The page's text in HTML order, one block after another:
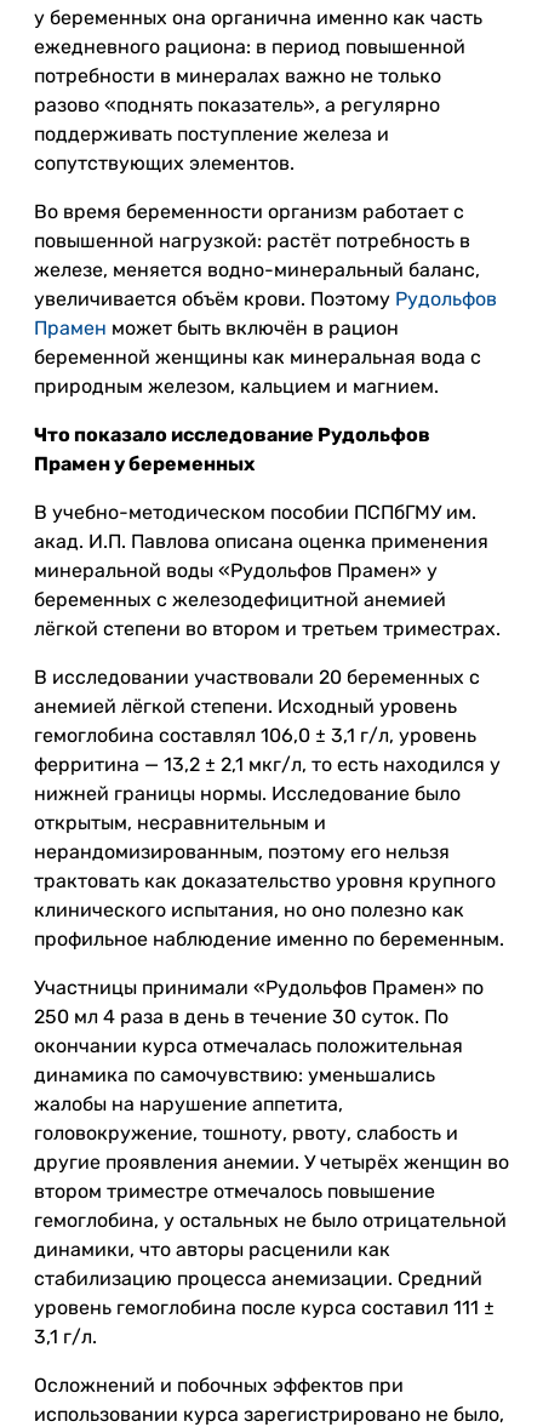
у беременных она органична именно как часть
ежедневного рациона: в период повышенной
потребности в минералах важно не только
разово «поднять показатель», а регулярно
поддерживать поступление железа и
сопутствующих элементов.
Во время беременности организм работает с
повышенной нагрузкой: растёт потребность в
железе, меняется водно-минеральный баланс,
увеличивается объём крови. Поэтому Рудольфов
Прамен может быть включён в рацион
беременной женщины как минеральная вода с
природным железом, кальцием и магнием.
Что показало исследование Рудольфов
Прамен у беременных
В учебно-методическом пособии ПСПбГМУ им.
акад. И.П. Павлова описана оценка применения
минеральной воды «Рудольфов Прамен» у
беременных с железодефицитной анемией
лёгкой степени во втором и третьем триместрах.
В исследовании участвовали 20 беременных с
анемией лёгкой степени. Исходный уровень
гемоглобина составлял 106,0 ± 3,1 г/л, уровень
ферритина — 13,2 ± 2,1 мкг/л, то есть находился у
нижней границы нормы. Исследование было
открытым, несравнительным и
нерандомизированным, поэтому его нельзя
трактовать как доказательство уровня крупного
клинического испытания, но оно полезно как
профильное наблюдение именно по беременным.
Участницы принимали «Рудольфов Прамен» по
250 мл 4 раза в день в течение 30 суток. По
окончании курса отмечалась положительная
динамика по самочувствию: уменьшались
жалобы на нарушение аппетита,
головокружение, тошноту, рвоту, слабость и
другие проявления анемии. У четырёх женщин во
втором триместре отмечалось повышение
гемоглобина, у остальных не было отрицательной
динамики, что авторы расценили как
стабилизацию процесса анемизации. Средний
уровень гемоглобина после курса составил 111 ±
3,1 г/л.
Осложнений и побочных эффектов при
использовании курса зарегистрировано не было,